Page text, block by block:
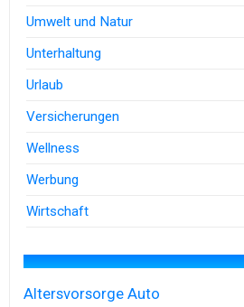
Umwelt und Natur
Unterhaltung
Urlaub
Versicherungen
Wellness
Werbung
Wirtschaft
Altersvorsorge Auto